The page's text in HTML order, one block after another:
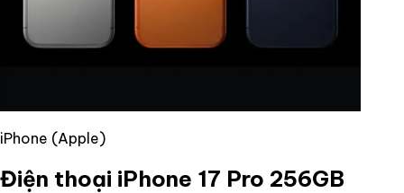
iPhone (Apple)
Điện thoại iPhone 17 Pro 256GB